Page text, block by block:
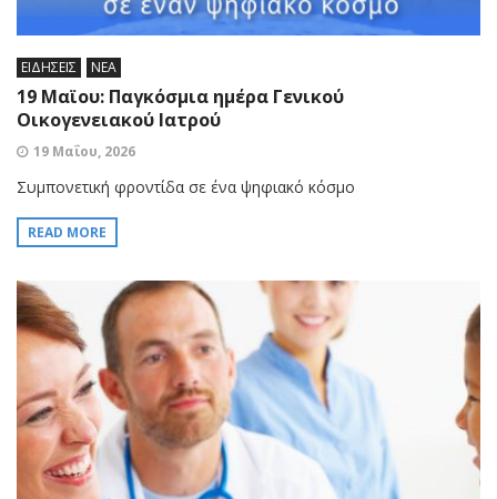
ΕΙΔΗΣΕΙΣ ΝΕΑ
19 Μαϊου: Παγκόσμια ημέρα Γενικού
Οικογενειακού Ιατρού
19 Μαΐου, 2026
Συμπονετική φροντίδα σε ένα ψηφιακό κόσμο
READ MORE